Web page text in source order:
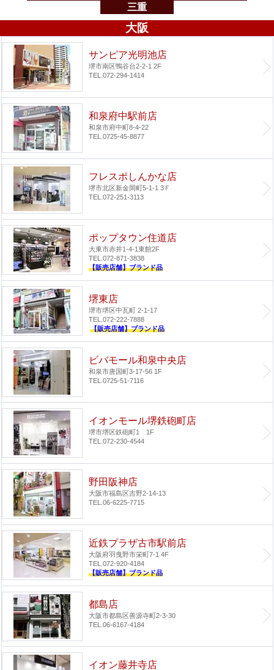
三重
大阪
サンピア光明池店
堺市南区鴨谷台2-2-1 2F
TEL.072-294-1414
和泉府中駅前店
和泉市府中町8-4-22
TEL.0725-45-8877
フレスポしんかな店
堺市北区新金岡町5-1-1 3Ｆ
TEL.072-251-3113
ポップタウン住道店
大東市赤井1-4-1東館2F
TEL.072-871-3838
【販売店舗】ブランド品
堺東店
堺市堺区中瓦町 2-1-17
TEL.072-222-7888
【販売店舗】ブランド品
ビバモール和泉中央店
和泉市唐国町3-17-56 1F
TEL.0725-51-7116
イオンモール堺鉄砲町店
堺市堺区鉄砲町1 1F
TEL.072-230-4544
野田阪神店
大阪市福島区吉野2-14-13
TEL.06-6225-7715
近鉄プラザ古市駅前店
大阪府羽曳野市栄町7-1 4F
TEL.072-920-4184
【販売店舗】ブランド品
都島店
大阪市都島区善源寺町2-3-30
TEL.06-6167-4184
イオン藤井寺店